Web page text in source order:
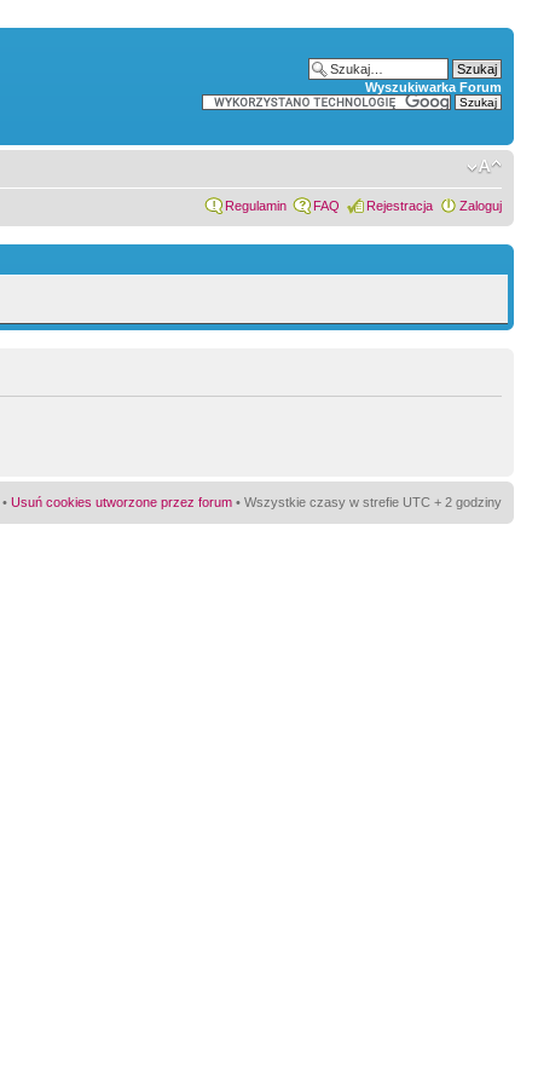
Wyszukiwarka Forum
Regulamin FAQ Rejestracja Zaloguj
• Usuń cookies utworzone przez forum • Wszystkie czasy w strefie UTC + 2 godziny